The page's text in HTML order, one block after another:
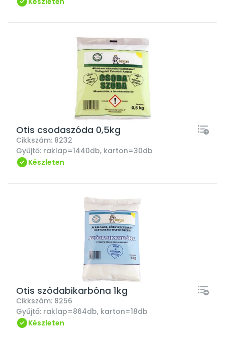
Otis csodaszóda 0,5kg
Cikkszám: 8232
Gyűjtő: raklap=1440db, karton=30db
Készleten
Otis szódabikarbóna 1kg
Cikkszám: 8256
Gyűjtő: raklap=864db, karton=18db
Készleten